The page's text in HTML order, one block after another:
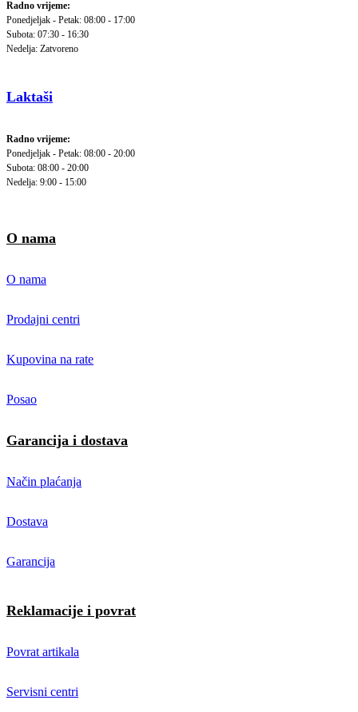
Radno vrijeme:
Ponedjeljak - Petak: 08:00 - 17:00
Subota: 07:30 - 16:30
Nedelja: Zatvoreno
Laktaši
Radno vrijeme:
Ponedjeljak - Petak: 08:00 - 20:00
Subota: 08:00 - 20:00
Nedelja: 9:00 - 15:00
O nama
O nama
Prodajni centri
Kupovina na rate
Posao
Garancija i dostava
Način plaćanja
Dostava
Garancija
Reklamacije i povrat
Povrat artikala
Servisni centri